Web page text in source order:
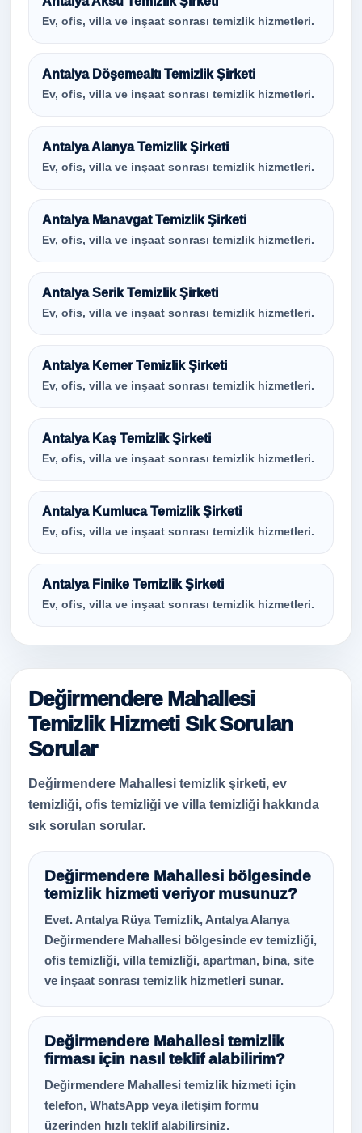
Ev, ofis, villa ve inşaat sonrası temizlik hizmetleri.
Antalya Döşemealtı Temizlik Şirketi
Ev, ofis, villa ve inşaat sonrası temizlik hizmetleri.
Antalya Alanya Temizlik Şirketi
Ev, ofis, villa ve inşaat sonrası temizlik hizmetleri.
Antalya Manavgat Temizlik Şirketi
Ev, ofis, villa ve inşaat sonrası temizlik hizmetleri.
Antalya Serik Temizlik Şirketi
Ev, ofis, villa ve inşaat sonrası temizlik hizmetleri.
Antalya Kemer Temizlik Şirketi
Ev, ofis, villa ve inşaat sonrası temizlik hizmetleri.
Antalya Kaş Temizlik Şirketi
Ev, ofis, villa ve inşaat sonrası temizlik hizmetleri.
Antalya Kumluca Temizlik Şirketi
Ev, ofis, villa ve inşaat sonrası temizlik hizmetleri.
Antalya Finike Temizlik Şirketi
Ev, ofis, villa ve inşaat sonrası temizlik hizmetleri.
Değirmendere Mahallesi
Temizlik Hizmeti Sık Sorulan
Sorular
Değirmendere Mahallesi temizlik şirketi, ev
temizliği, ofis temizliği ve villa temizliği hakkında
sık sorulan sorular.
Değirmendere Mahallesi bölgesinde
temizlik hizmeti veriyor musunuz?
Evet. Antalya Rüya Temizlik, Antalya Alanya
Değirmendere Mahallesi bölgesinde ev temizliği,
ofis temizliği, villa temizliği, apartman, bina, site
ve inşaat sonrası temizlik hizmetleri sunar.
Değirmendere Mahallesi temizlik
firması için nasıl teklif alabilirim?
Değirmendere Mahallesi temizlik hizmeti için
telefon, WhatsApp veya iletişim formu
üzerinden hızlı teklif alabilirsiniz.